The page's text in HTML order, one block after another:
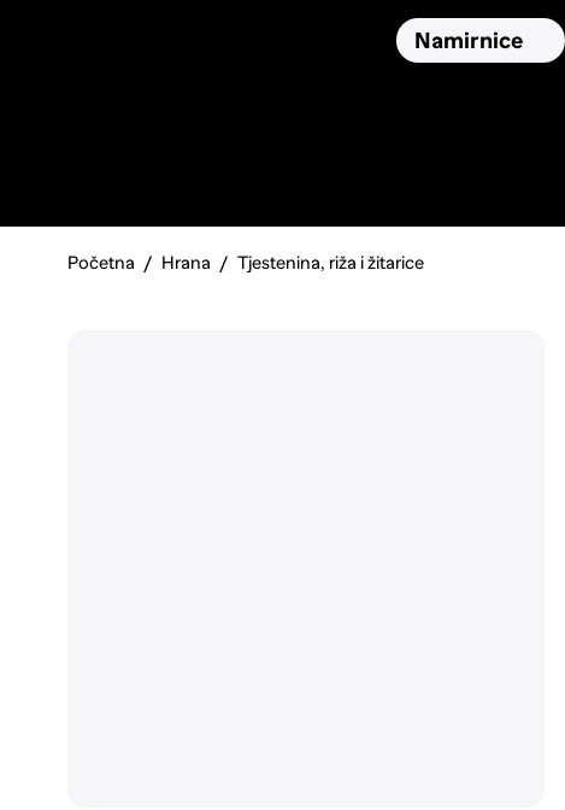
Namirnice
Početna Hrana Tjestenina, riža i žitarice